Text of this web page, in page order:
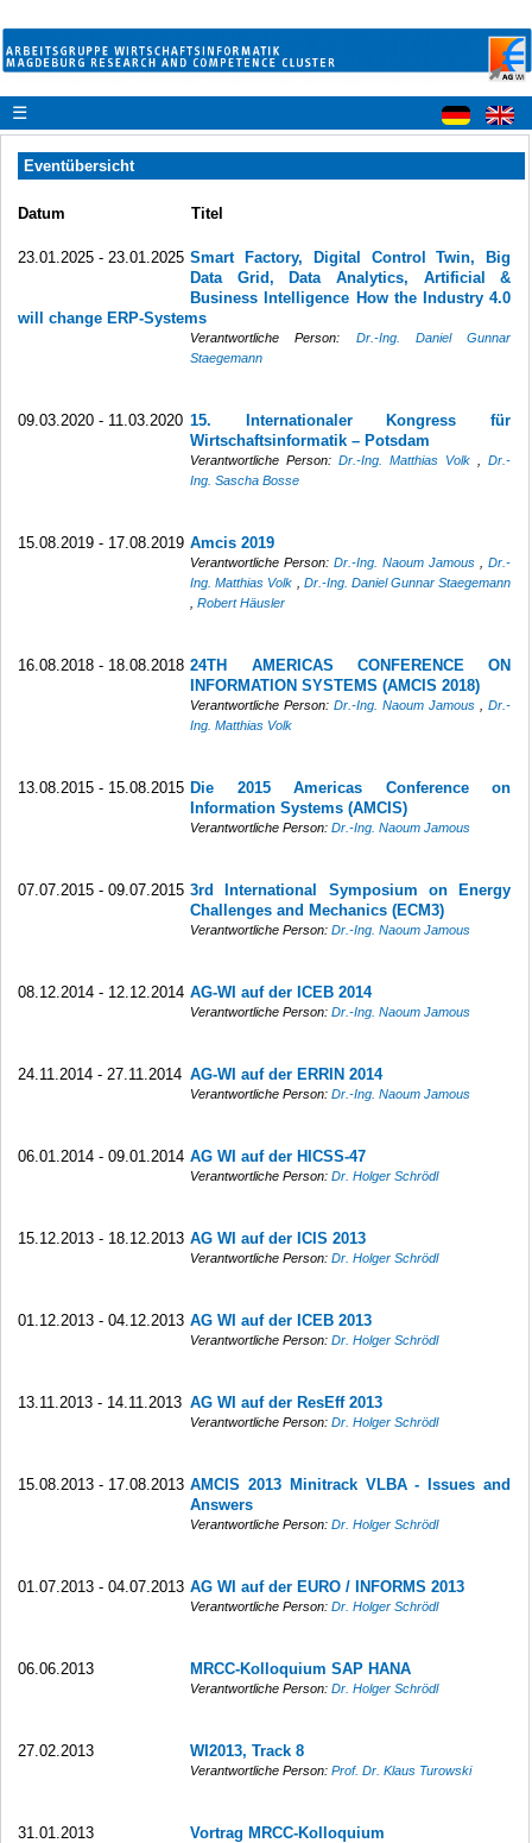
☰
Eventübersicht
Datum Titel
23.01.2025 - 23.01.2025 Smart Factory, Digital Control Twin, Big
Data Grid, Data Analytics, Artificial &
Business Intelligence How the Industry 4.0
will change ERP-Systems
Verantwortliche Person: Dr.-Ing. Daniel Gunnar
Staegemann
09.03.2020 - 11.03.2020 15. Internationaler Kongress für
Wirtschaftsinformatik – Potsdam
Verantwortliche Person:Dr.-Ing. Matthias Volk ,Dr.-
Ing. Sascha Bosse
15.08.2019 - 17.08.2019 Amcis 2019
Verantwortliche Person:Dr.-Ing. Naoum Jamous ,Dr.-
Ing. Matthias Volk
Dr.-Ing. Daniel Gunnar Staegemann
,Robert Häusler
16.08.2018 - 18.08.2018 24TH AMERICAS CONFERENCE ON
INFORMATION SYSTEMS (AMCIS 2018)
Verantwortliche Person:Dr.-Ing. Naoum Jamous ,Dr.-
Ing. Matthias Volk
13.08.2015 - 15.08.2015 Die 2015 Americas Conference on
Information Systems (AMCIS)
Verantwortliche Person:Dr.-Ing. Naoum Jamous
07.07.2015 - 09.07.2015 3rd International Symposium on Energy
Challenges and Mechanics (ECM3)
Verantwortliche Person:Dr.-Ing. Naoum Jamous
08.12.2014 - 12.12.2014 AG-WI auf der ICEB 2014
Verantwortliche Person:Dr.-Ing. Naoum Jamous
24.11.2014 - 27.11.2014 AG-WI auf der ERRIN 2014
Verantwortliche Person:Dr.-Ing. Naoum Jamous
06.01.2014 - 09.01.2014 AG WI auf der HICSS-47
Verantwortliche Person:Dr. Holger Schrödl
15.12.2013 - 18.12.2013 AG WI auf der ICIS 2013
Verantwortliche Person:Dr. Holger Schrödl
01.12.2013 - 04.12.2013 AG WI auf der ICEB 2013
Verantwortliche Person:Dr. Holger Schrödl
13.11.2013 - 14.11.2013 AG WI auf der ResEff 2013
Verantwortliche Person:Dr. Holger Schrödl
15.08.2013 - 17.08.2013 AMCIS 2013 Minitrack VLBA - Issues and
Answers
Verantwortliche Person:Dr. Holger Schrödl
01.07.2013 - 04.07.2013 AG WI auf der EURO / INFORMS 2013
Verantwortliche Person:Dr. Holger Schrödl
06.06.2013 MRCC-Kolloquium SAP HANA
Verantwortliche Person:Dr. Holger Schrödl
27.02.2013 WI2013, Track 8
Verantwortliche Person:Prof. Dr. Klaus Turowski
31.01.2013 Vortrag MRCC-Kolloquium